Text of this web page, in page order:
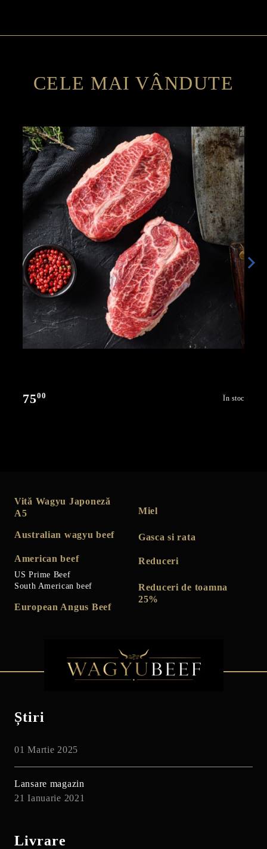
CELE MAI VÂNDUTE
7500 În stoc
Vită Wagyu Japoneză
A5
Australian wagyu beef
American beef
US Prime Beef
South American beef
European Angus Beef
Miel
Gasca si rata
Reduceri
Reduceri de toamna
25%
Știri
01 Martie 2025
Lansare magazin
21 Ianuarie 2021
Livrare